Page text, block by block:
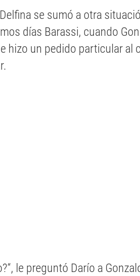
se sumó a otra
días Barassi, cuando
hizo un pedido particular al
le preguntó Darío a